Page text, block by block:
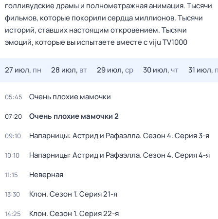
голливудские драмы и полнометражная анимация. Тысячи
фильмов, которые покорили сердца миллионов. Тысячи
историй, ставших настоящим откровением. Тысячи
эмоций, которые вы испытаете вместе с viju TV1000
27 июл, пн 28 июл, вт 29 июл,ср 30 июл,чт 31 июл,
05:45 Очень плохие мамочки
07:20 Очень плохие мамочки 2
09:10 Напарницы: Астрид и Рафаэлла. Сезон 4. Серия 3-я
10:10 Напарницы: Астрид и Рафаэлла. Сезон 4. Серия 4-я
11:15 Неверная
13:30 Клон. Сезон 1. Серия 21-я
14:25 Клон. Сезон 1. Серия 22-я